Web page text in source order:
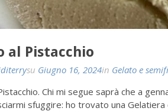
al Pistacchio
su Giugno 16, 2024in Gelato e
Chi mi segue saprà che a
sfuggire: ho trovato una